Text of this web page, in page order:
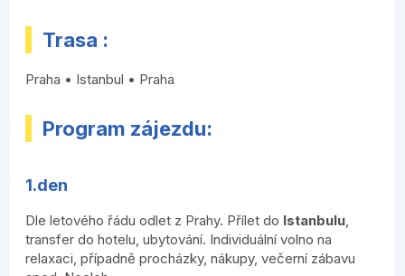
Trasa :
Praha • Istanbul • Praha
Program zájezdu:
1.den
Dle letového řádu odlet z Prahy. Přílet do Istanbulu
transfer do hotelu, ubytování. Individuální volno na
relaxaci, případně procházky, nákupy, večerní zábavu